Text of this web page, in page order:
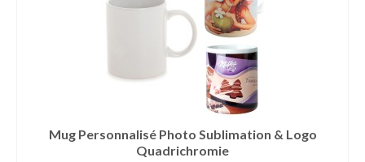
Mug Personnalisé Photo Sublimation & Logo
Quadrichromie